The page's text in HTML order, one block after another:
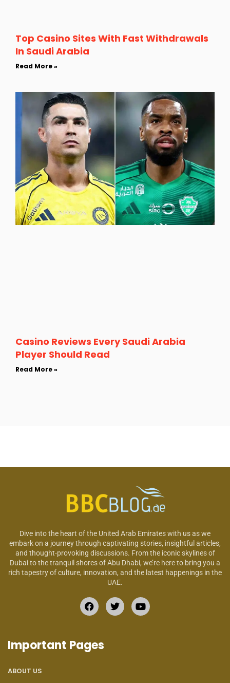
Top Casino Sites With Fast Withdrawals
In Saudi Arabia
Read More »
Casino Reviews Every Saudi Arabia
Player Should Read
Read More »
Dive into the heart of the United Arab Emirates with us as we
embark on a journey through captivating stories, insightful articles,
and thought-provoking discussions. From the iconic skylines of
Dubai to the tranquil shores of Abu Dhabi, we’re here to bring you a
rich tapestry of culture, innovation, and the latest happenings in the
UAE.
Important Pages
ABOUT US